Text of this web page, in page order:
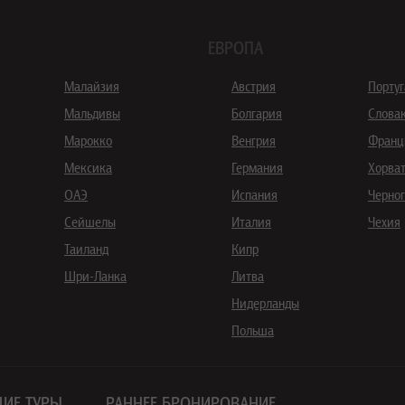
Малайзия
Мальдивы
Марокко
Мексика
ОАЭ
Сейшелы
Таиланд
Шри-Ланка
ЕВРОПА
Австрия
Болгария
Венгрия
Германия
Испания
Италия
Кипр
Литва
Нидерланды
Польша
Чехия